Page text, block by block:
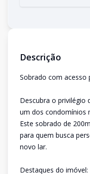
Descrição
Sobrado com acesso
Descubra o privilégio
um dos condomínios
Este sobrado de
para quem busca
novo lar.
Destaques do imóvel: